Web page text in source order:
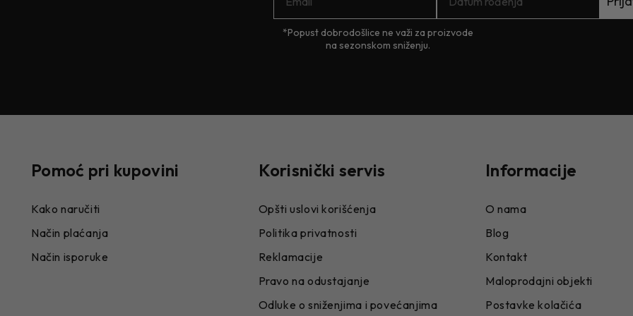
*Popust dobrodošlice ne važi za proizvode
na sezonskom sniženju.
Pomoć pri kupovini
Kako naručiti
Način plaćanja
Način isporuke
Korisnički servis
Opšti uslovi korišćenja
Politika privatnosti
Reklamacije
Pravo na odustajanje
Odluke o sniženjima i povećanjima
Informacije
O nama
Blog
Kontakt
Maloprodajni objekti
Postavke kolačića